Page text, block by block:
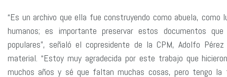
“Es un archivo que ella fue construyendo como abuela,
humanos; es importante preservar estos documentos
populares”, señaló el copresidente de la CPM, Adolfo
material. “Estoy muy agradecida por este trabajo que
muchos años y sé que faltan muchas cosas, pero tengo la